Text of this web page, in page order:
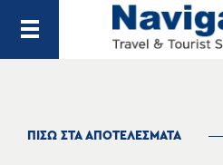
ΠΙΣΩ ΣΤΑ ΑΠΟΤΕΛΕΣΜΑΤΑ